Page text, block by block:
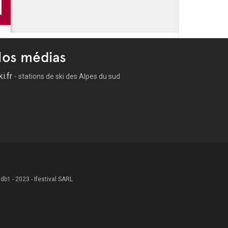
médias
- stations de ski des Alpes du sud
- 2023 - Ifestival SARL